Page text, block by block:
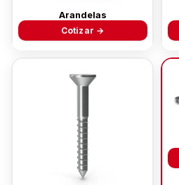
Arandelas
Cotizar →